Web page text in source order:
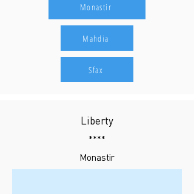
Monastir
Mahdia
Sfax
Liberty
****
Monastir